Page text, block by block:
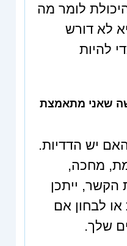
לומר מה
לא דורש
להיות
שאני מתאמצת
יש הדדיות.
מחכה,
הקשר, ייתכן
או לבחון אם
שלך.